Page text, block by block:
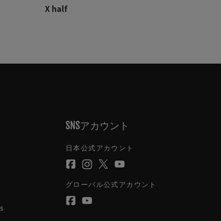
X half
SNSアカウント
日本公式アカウント
グローバル公式アカウント